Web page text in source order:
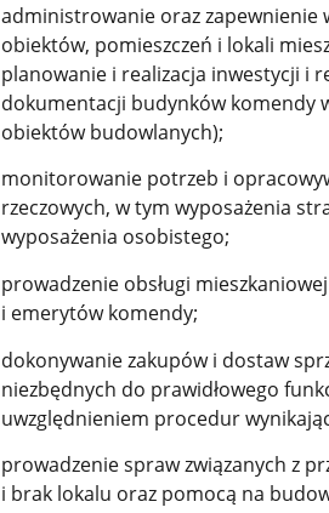
administrowanie oraz zapewnienie
obiektów, pomieszczeń i lokali
planowanie i realizacja inwestycji i
dokumentacji budynków komendy
obiektów budowlanych);
monitorowanie potrzeb i
rzeczowych, w tym wyposażenia
wyposażenia osobistego;
prowadzenie obsługi
i emerytów komendy;
dokonywanie zakupów i dostaw
niezbędnych do prawidłowego
uwzględnieniem procedur
prowadzenie spraw związanych z
i brak lokalu oraz pomocą na